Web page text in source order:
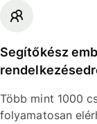
Segítőkész
Több mint 1000
folyamatosan